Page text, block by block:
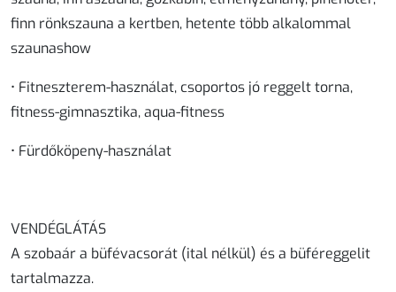
finn rönkszauna a kertben, hetente több alkalommal
szaunashow
• Fitneszterem-használat, csoportos jó reggelt torna,
fitness-gimnasztika, aqua-fitness
• Fürdőköpeny-használat
VENDÉGLÁTÁS
A szobaár a büfévacsorát (ital nélkül) és a büféreggelit
tartalmazza.